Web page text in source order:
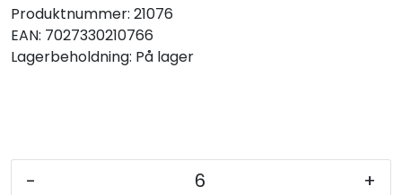
Produktnummer: 21076
EAN: 7027330210766
Lagerbeholdning: På lager
- +